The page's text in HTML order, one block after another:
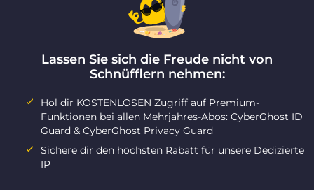
Lassen Sie sich die Freude nicht von
Schnüfflern nehmen:
Hol dir KOSTENLOSEN Zugriff auf Premium-
Funktionen bei allen Mehrjahres-Abos: CyberGhost ID
Guard & CyberGhost Privacy Guard
Sichere dir den höchsten Rabatt für unsere Dedizierte
IP